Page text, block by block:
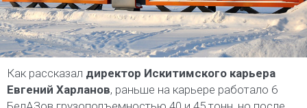
Как рассказал директор Искитимского карьера
Евгений Харланов, раньше на карьере работало 6